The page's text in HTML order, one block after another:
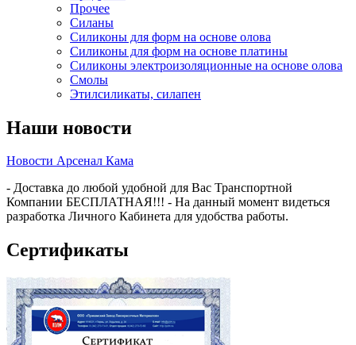
Прочее
Силаны
Силиконы для форм на основе олова
Силиконы для форм на основе платины
Силиконы электроизоляционные на основе олова
Смолы
Этилсиликаты, силапен
Наши новости
Новости Арсенал Кама
- Доставка до любой удобной для Вас Транспортной
Компании БЕСПЛАТНАЯ!!! - На данный момент видеться
разработка Личного Кабинета для удобства работы.
Сертификаты